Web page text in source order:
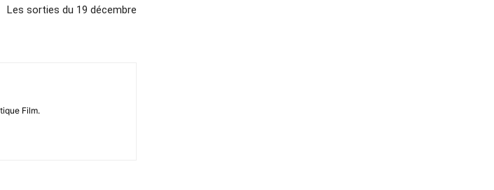
Les sorties du 19 décembre
Film.